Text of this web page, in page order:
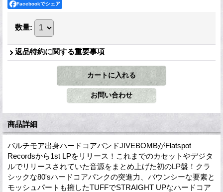
Facebookでシェア
数量:
返品特約に関する重要事項
商品詳細
バルチモア出身ハードコアバンドJIVEBOMBがFlatspot
Recordsから1st LPをリリース！これまでのカセットやデジタ
ルでリリースされていた音源をまとめ上げた初のLP盤！クラ
シックな80'sハードコアパンクの突進力、バウンシーな要素と
モッシュパートも擁したTUFFでSTRAIGHT UPなハードコア